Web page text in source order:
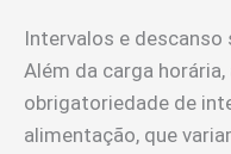
Intervalos e descanso
Além da carga horária,
obrigatoriedade de
alimentação, que